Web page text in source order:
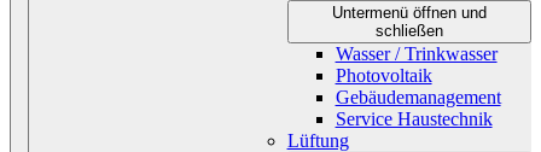
Untermenü öffnen und
schließen
Wasser / Trinkwasser
Photovoltaik
Gebäudemanagement
Service Haustechnik
Lüftung